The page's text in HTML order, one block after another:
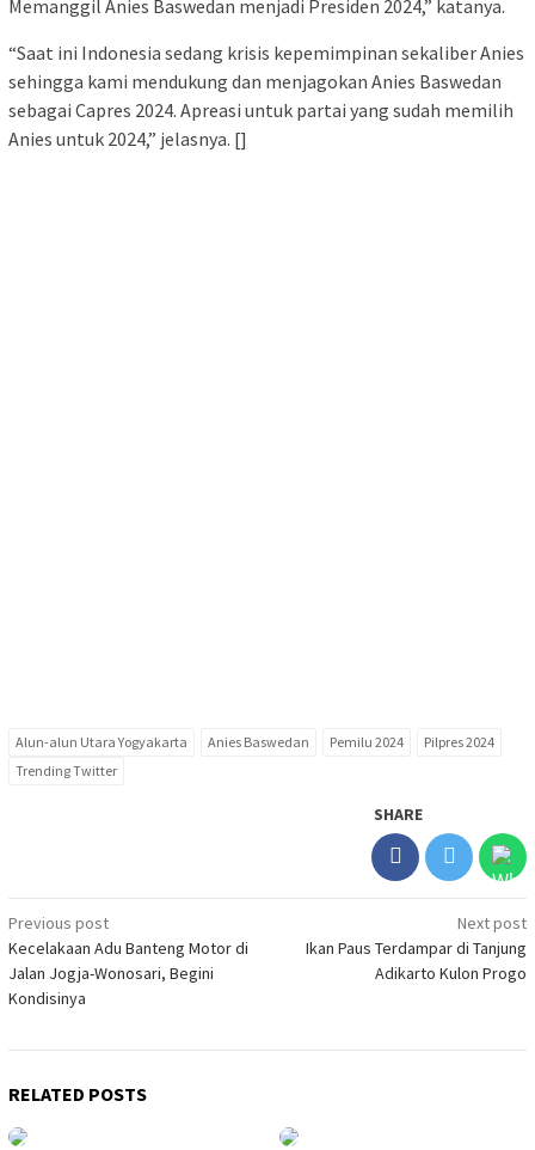
Memanggil Anies Baswedan menjadi Presiden 2024,” katanya.
“Saat ini Indonesia sedang krisis kepemimpinan sekaliber Anies
sehingga kami mendukung dan menjagokan Anies Baswedan
sebagai Capres 2024. Apreasi untuk partai yang sudah memilih
Anies untuk 2024,” jelasnya. []
Alun-alun Utara Yogyakarta Anies Baswedan Pemilu 2024
Pilpres 2024
Trending Twitter
SHARE
Post
navigation
Previous post
Kecelakaan Adu Banteng Motor di
Jalan Jogja-Wonosari, Begini
Kondisinya
Next post
Ikan Paus Terdampar di Tanjung
Adikarto Kulon Progo
RELATED POSTS